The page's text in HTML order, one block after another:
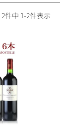
勝田商店につ
2件中 1-2件表示